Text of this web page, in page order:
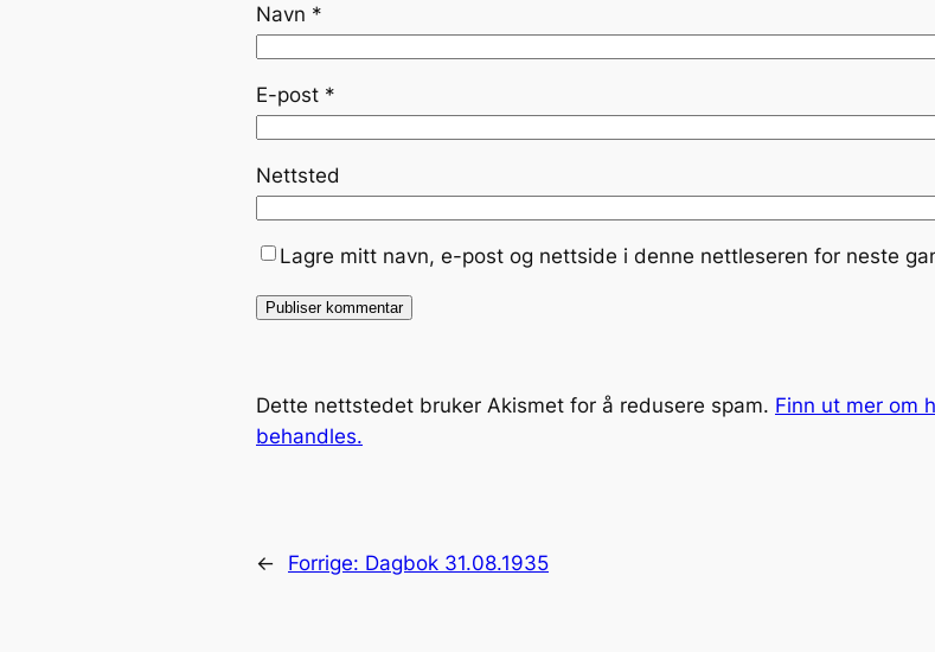
Navn *
E-post *
Nettsted
Lagre mitt navn, e-post og nettside i denne nettleseren for neste
Dette nettstedet bruker Akismet for å redusere spam. Finn ut mer om
behandles.
← Forrige: Dagbok 31.08.1935